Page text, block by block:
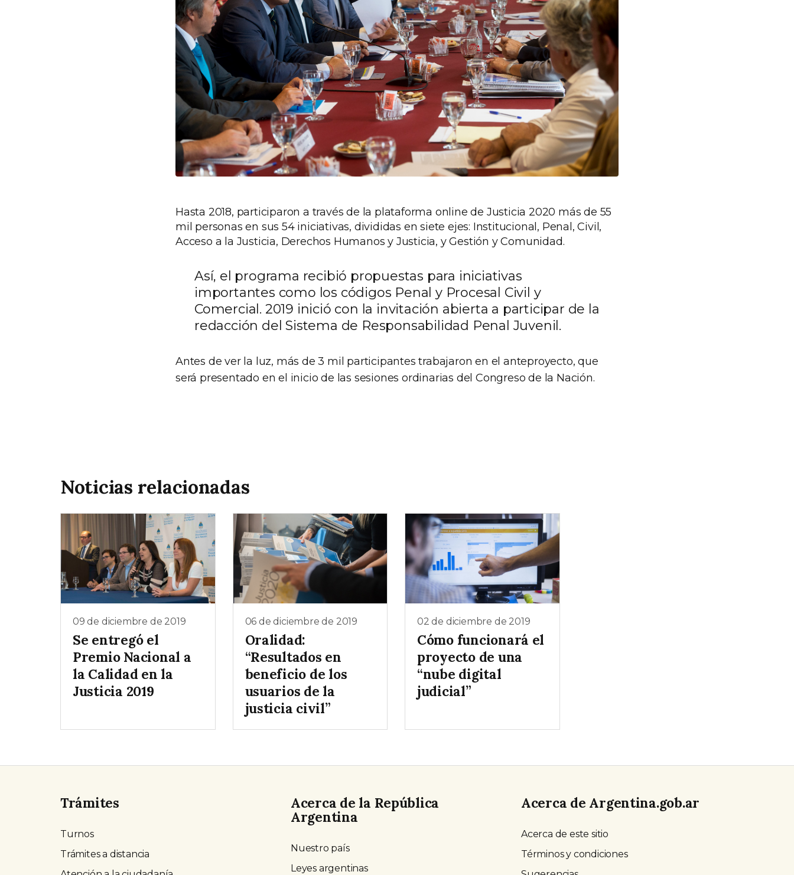
Hasta 2018, participaron a través de la plataforma online de Justicia 2020 más de 55
mil personas en sus 54 iniciativas, divididas en siete ejes: Institucional, Penal, Civil,
Acceso a la Justicia, Derechos Humanos y Justicia, y Gestión y Comunidad.
Así, el programa recibió propuestas para iniciativas
importantes como los códigos Penal y Procesal Civil y
Comercial. 2019 inició con la invitación abierta a participar de la
redacción del Sistema de Responsabilidad Penal Juvenil.
Antes de ver la luz, más de 3 mil participantes trabajaron en el anteproyecto, que
será presentado en el inicio de las sesiones ordinarias del Congreso de la Nación.
Noticias relacionadas
09 de diciembre de 2019
Se entregó el
Premio Nacional a
la Calidad en la
Justicia 2019
06 de diciembre de 2019
Oralidad:
“Resultados en
beneficio de los
usuarios de la
justicia civil”
02 de diciembre de 2019
Cómo funcionará el
proyecto de una
“nube digital
judicial”
Trámites
Turnos
Trámites a distancia
Acerca de la República
Argentina
Nuestro país
Leyes argentinas
Acerca de Argentina.gob.ar
Acerca de este sitio
Términos y condiciones